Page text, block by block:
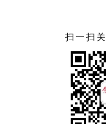
坚持全市“一盘棋”，加强
质量发展；完善“全生命周
资项目滚动生成，加强项目
招引，持续优化投资结构，
处；完善“真心解难题”的为
服务大解题”活动为载体，
难，千方百计支持企业降本
升；完善“见人又见事”的督
中的薄弱环节和问题困难，
扫一扫